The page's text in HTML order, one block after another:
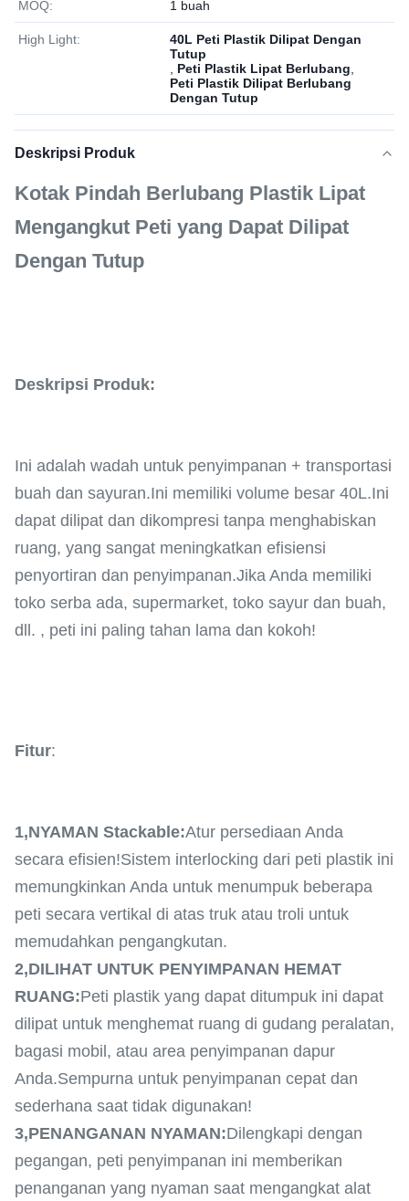
MOQ: 1 buah
High Light:
40L Peti Plastik Dilipat Dengan
Tutup
Peti Plastik Lipat Berlubang
Peti Plastik Dilipat Berlubang
Dengan Tutup
Deskripsi Produk
Kotak Pindah Berlubang Plastik Lipat
Mengangkut Peti yang Dapat Dilipat
Dengan Tutup
Deskripsi Produk:
Ini adalah wadah untuk penyimpanan + transportasi
buah dan sayuran.Ini memiliki volume besar 40L.Ini
dapat dilipat dan dikompresi tanpa menghabiskan
ruang, yang sangat meningkatkan efisiensi
penyortiran dan penyimpanan.Jika Anda memiliki
toko serba ada, supermarket, toko sayur dan buah,
dll. , peti ini paling tahan lama dan kokoh!
Fitur:
1,NYAMAN Stackable:Atur persediaan Anda
secara efisien!Sistem interlocking dari peti plastik ini
memungkinkan Anda untuk menumpuk beberapa
peti secara vertikal di atas truk atau troli untuk
memudahkan pengangkutan.
2,DILIHAT UNTUK PENYIMPANAN HEMAT
RUANG:Peti plastik yang dapat ditumpuk ini dapat
dilipat untuk menghemat ruang di gudang peralatan,
bagasi mobil, atau area penyimpanan dapur
Anda.Sempurna untuk penyimpanan cepat dan
sederhana saat tidak digunakan!
3,PENANGANAN NYAMAN:Dilengkapi dengan
pegangan, peti penyimpanan ini memberikan
penanganan yang nyaman saat mengangkat alat